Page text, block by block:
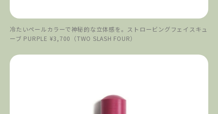
冷たいペールカラーで神秘的な立体感を。ストロービングフェイスキュ
ーブ PURPLE ¥3,700（TWO SLASH FOUR）